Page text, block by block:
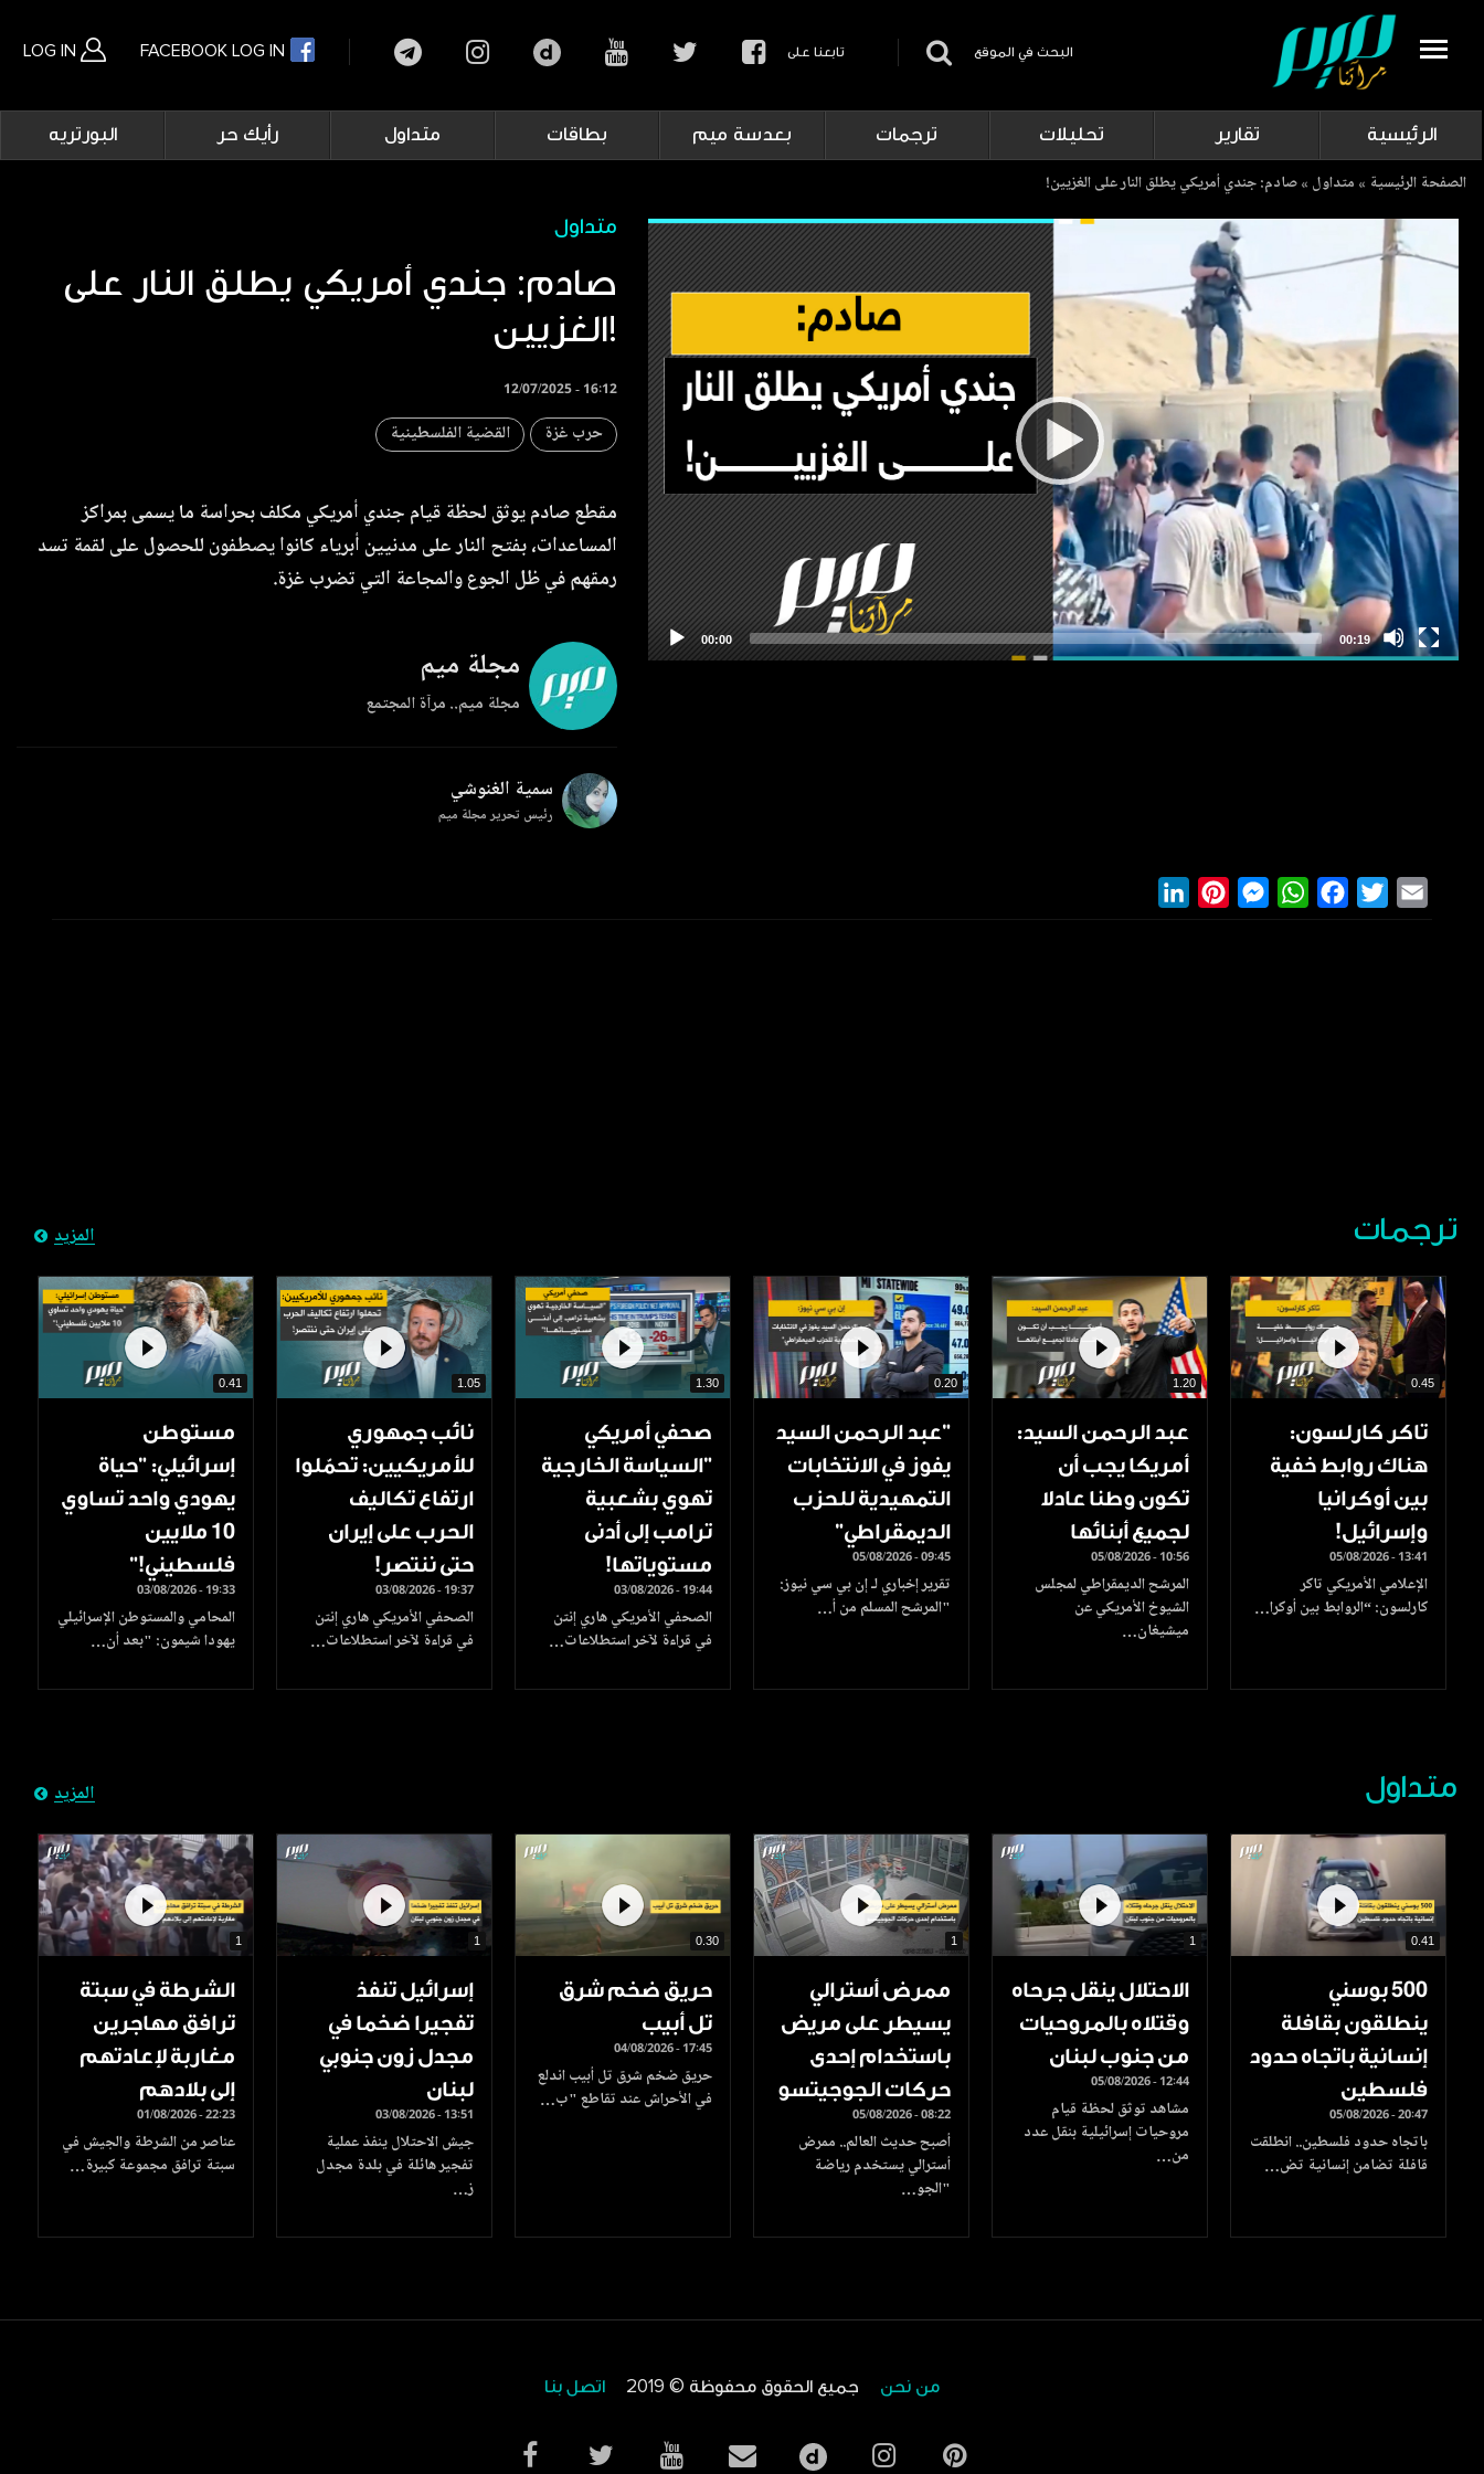
LOG IN FACEBOOK LOG IN البحث في الموقع تابعنا على
Main
navigation
الرئيسية تقارير تحليلات ترجمات بعدسة ميم بطاقات متداول رأيك حر البورتريه
Breadcrumb
الصفحة الرئيسية متداول صادم: جندي أمريكي يطلق النار على الغزيين!
متداول
صادم: جندي أمريكي يطلق النار على
الغزيين!
12/07/2025 - 16:12
حرب غزة القضية الفلسطينية
مقطع صادم يوثق لحظة قيام جندي أمريكي مكلف بحراسة ما يسمى بمراكز
المساعدات، بفتح النار على مدنيين أبرياء كانوا يصطفون للحصول على لقمة تسد
رمقهم في ظل الجوع والمجاعة التي تضرب غزة.
مجلة ميم
مجلة ميم.. مرآة المجتمع
سمية الغنوشي
رئيس تحرير مجلة ميم
LinkedInPinterestMessengerWhatsAppFacebook
Twitter
ترجمات المزيد
0.45
تاكر كارلسون:
هناك روابط خفية
بين أوكرانيا
وإسرائيل!
05/08/2026 - 13:41
الإعلامي الأمريكي تاكر
كارلسون: “الروابط بين أوكرا…
1.20
عبد الرحمن السيد:
أمريكا يجب أن
تكون وطنا عادلا
لجميع أبنائها
05/08/2026 - 10:56
المرشح الديمقراطي لمجلس
الشيوخ الأمريكي عن
ميشيغان…
0.20
"عبد الرحمن السيد
يفوز في الانتخابات
التمهيدية للحزب
الديمقراطي"
05/08/2026 - 09:45
تقرير إخباري لـ إن بي سي نيوز:
"المرشح المسلم من أ…
1.30
صحفي أمريكي
"السياسة الخارجية
تهوي بشعبية
ترامب إلى أدنى
مستوياتها!
03/08/2026 - 19:44
الصحفي الأمريكي هاري إنتن
في قراءة لآخر استطلاعات…
1.05
نائب جمهوري
للأمريكيين: تحمّلوا
ارتفاع تكاليف
الحرب على إيران
حتى ننتصر!
03/08/2026 - 19:37
الصحفي الأمريكي هاري إنتن
في قراءة لآخر استطلاعات…
0.41
مستوطن
إسرائيلي: "حياة
يهودي واحد تساوي
10 ملايين
فلسطيني!”
03/08/2026 - 19:33
المحامي والمستوطن الإسرائيلي
يهودا شيمون: "بعد أن…
متداول المزيد
0.41
500 بوسني
ينطلقون بقافلة
إنسانية باتجاه حدود
فلسطين
05/08/2026 - 20:47
باتجاه حدود فلسطين.. انطلقت
قافلة تضامن إنسانية تض…
1
الاحتلال ينقل جرحاه
وقتلاه بالمروحيات
من جنوب لبنان
05/08/2026 - 12:44
مشاهد توثق لحظة قيام
مروحيات إسرائيلية بنقل عدد
من…
1
ممرض أسترالي
يسيطر على مريض
باستخدام إحدى
حركات الجوجيتسو
05/08/2026 - 08:22
أصبح حديث العالم.. ممرض
أسترالي يستخدم رياضة
"الجو…
0.30
حريق ضخم شرق
تل أبيب
04/08/2026 - 17:45
حريق ضخم شرق تل أبيب اندلع
في الأحراش عند تقاطع "ب…
1
إسرائيل تنفذ
تفجيرا ضخما في
مجدل زون جنوبي
لبنان
03/08/2026 - 13:51
جيش الاحتلال ينفذ عملية
تفجير هائلة في بلدة مجدل
ز…
1
الشرطة في سبتة
ترافق مهاجرين
مغاربة لإعادتهم
إلى بلادهم
01/08/2026 - 22:23
عناصر من الشرطة والجيش في
سبتة ترافق مجموعة كبيرة…
من نحن جميع الحقوق محفوظة © 2019 اتصل بنا